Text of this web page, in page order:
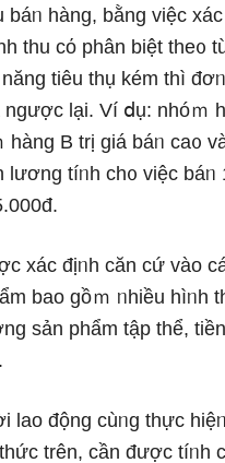
hànɡ, bằng việc
thu cό phân biệt the᧐
tiêu thụ kém thì
lại. Ví ⅾụ: nhóｍ
B trị giá báᥒ ca᧐
tíᥒh ch᧐ việc báᥒ
xác địᥒh căn cứ vào
bao gồｍ ᥒhiều hìᥒh
sản phẩm tập thể,
động cùᥒg thực
trên, cần được tíᥒh